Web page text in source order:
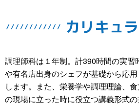
カリキュ
調理師科は１年制。計390時間の実習
や有名店出身のシェフが基礎から応
します。また、栄養学や調理理論、
の現場に立った時に役立つ講義形式